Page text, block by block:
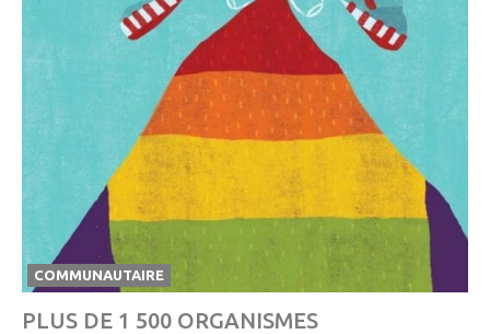
COMMUNAUTAIRE
PLUS DE 1 500 ORGANISMES